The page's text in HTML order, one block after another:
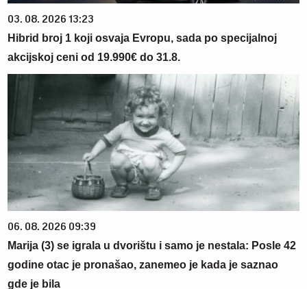
03. 08. 2026 13:23
Hibrid broj 1 koji osvaja Evropu, sada po specijalnoj
akcijskoj ceni od 19.990€ do 31.8.
06. 08. 2026 09:39
Marija (3) se igrala u dvorištu i samo je nestala: Posle 42
godine otac je pronašao, zanemeo je kada je saznao
gde je bila